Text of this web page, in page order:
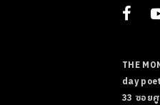
THE
day
33 ซอย